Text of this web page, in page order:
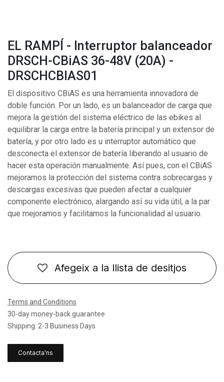
EL RAMPÍ - Interruptor balanceador
DRSCH-CBiAS 36-48V (20A) -
DRSCHCBIAS01
El dispositivo CBiAS es una herramienta innovadora de
doble función. Por un lado, es un balanceador de carga que
mejora la gestión del sistema eléctrico de las ebikes al
equilibrar la carga entre la batería principal y un extensor de
batería, y por otro lado es u interruptor automático que
desconecta el extensor de batería liberando al usuario de
hacer esta operación manualmente. Así pues, con el CBiAS
mejoramos la protección del sistema contra sobrecargas y
descargas excesivas que pueden afectar a cualquier
componente electrónico, alargando así su vida útil, a la par
que mejoramos y facilitamos la funcionalidad al usuario.
Afegeix a la llista de desitjos
Terms and Conditions
30-day money-back guarantee
Shipping: 2-3 Business Days
Contacta'ns